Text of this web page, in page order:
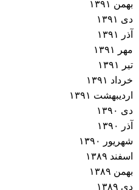
بهمن ۱۳۹۱
دی ۱۳۹۱
آذر ۱۳۹۱
مهر ۱۳۹۱
تیر ۱۳۹۱
خرداد ۱۳۹۱
اردیبهشت ۱۳۹۱
دی ۱۳۹۰
آذر ۱۳۹۰
شهریور ۱۳۹۰
اسفند ۱۳۸۹
بهمن ۱۳۸۹
دی ۱۳۸۹